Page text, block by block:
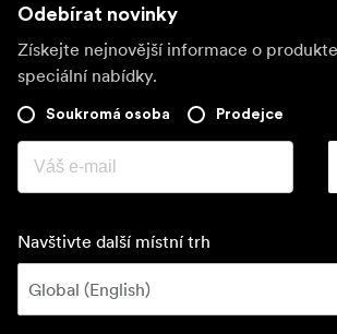
Odebírat novinky
Získejte nejnovější informace o
speciální nabídky.
Soukromá osoba Prodejce
Navštivte další místní trh